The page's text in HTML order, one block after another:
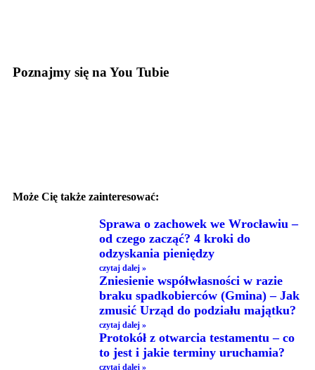
Poznajmy się na You Tubie
Może Cię także zainteresować:
Sprawa o zachowek we Wrocławiu –
od czego zacząć? 4 kroki do
odzyskania pieniędzy
czytaj dalej »
Zniesienie współwłasności w razie
braku spadkobierców (Gmina) – Jak
zmusić Urząd do podziału majątku?
czytaj dalej »
Protokół z otwarcia testamentu – co
to jest i jakie terminy uruchamia?
czytaj dalej »